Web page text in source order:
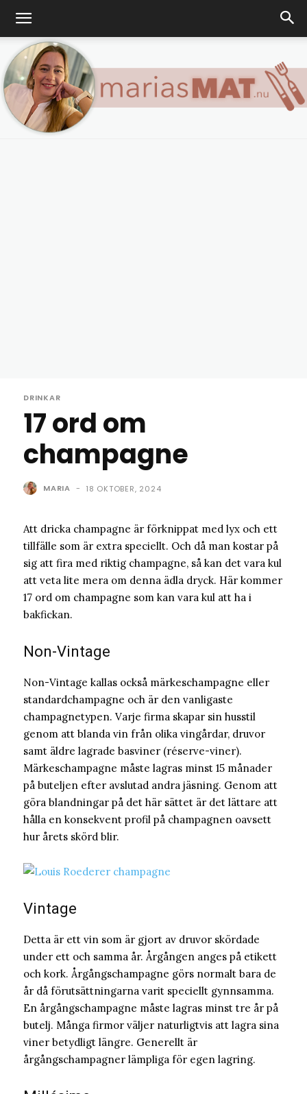
DRINKAR
17 ord om
champagne
MARIA - 18 OKTOBER, 2024
Att dricka champagne är förknippat med lyx och ett
tillfälle som är extra speciellt. Och då man kostar på
sig att fira med riktig champagne, så kan det vara kul
att veta lite mera om denna ädla dryck. Här kommer
17 ord om champagne som kan vara kul att ha i
bakfickan.
Non-Vintage
Non-Vintage kallas också märkeschampagne eller
standardchampagne och är den vanligaste
champagnetypen. Varje firma skapar sin husstil
genom att blanda vin från olika vingårdar, druvor
samt äldre lagrade basviner (réserve-viner).
Märkeschampagne måste lagras minst 15 månader
på buteljen efter avslutad andra jäsning. Genom att
göra blandningar på det här sättet är det lättare att
hålla en konsekvent profil på champagnen oavsett
hur årets skörd blir.
Vintage
Detta är ett vin som är gjort av druvor skördade
under ett och samma år. Årgången anges på etikett
och kork. Årgångschampagne görs normalt bara de
år då förutsättningarna varit speciellt gynnsamma.
En årgångschampagne måste lagras minst tre år på
butelj. Många firmor väljer naturligtvis att lagra sina
viner betydligt längre. Generellt är
årgångschampagner lämpliga för egen lagring.